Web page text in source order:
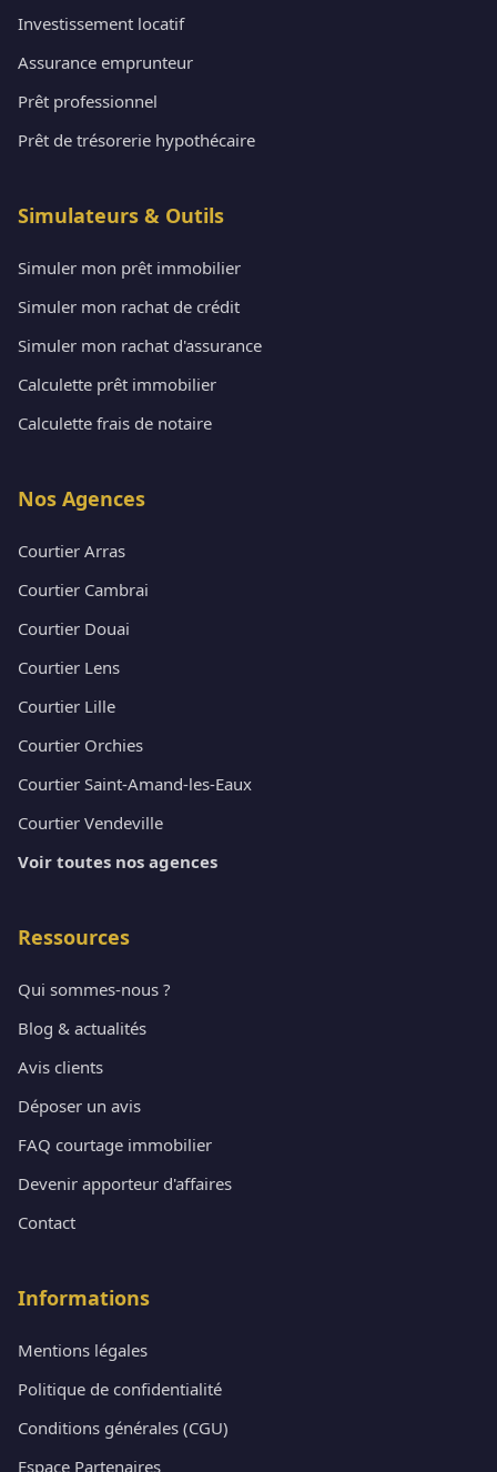
Investissement locatif
Assurance emprunteur
Prêt professionnel
Prêt de trésorerie hypothécaire
Simulateurs & Outils
Simuler mon prêt immobilier
Simuler mon rachat de crédit
Simuler mon rachat d'assurance
Calculette prêt immobilier
Calculette frais de notaire
Nos Agences
Courtier Arras
Courtier Cambrai
Courtier Douai
Courtier Lens
Courtier Lille
Courtier Orchies
Courtier Saint-Amand-les-Eaux
Courtier Vendeville
Voir toutes nos agences
Ressources
Qui sommes-nous ?
Blog & actualités
Avis clients
Déposer un avis
FAQ courtage immobilier
Devenir apporteur d'affaires
Contact
Informations
Mentions légales
Politique de confidentialité
Conditions générales (CGU)
Espace Partenaires